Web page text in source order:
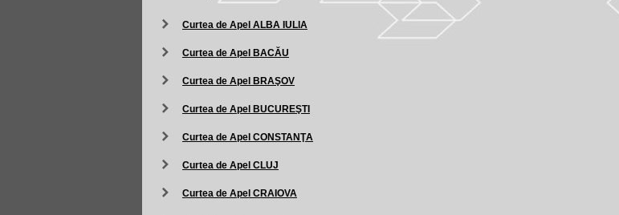
Curtea de Apel ALBA IULIA
Curtea de Apel BACĂU
Curtea de Apel BRAŞOV
Curtea de Apel BUCUREŞTI
Curtea de Apel CONSTANŢA
Curtea de Apel CLUJ
Curtea de Apel CRAIOVA